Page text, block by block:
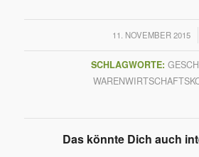
11. NOVEMBER 2015
/
SCHLAGWORTE:
Das könnte Dich auch